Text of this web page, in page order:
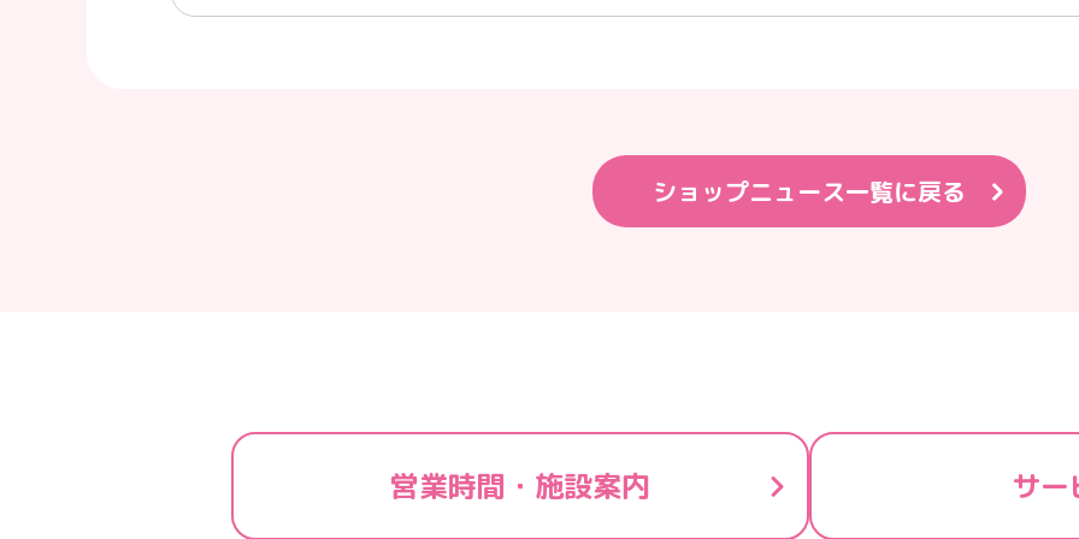
ショップニュース一覧に戻る
営業時間・施設案内 サ